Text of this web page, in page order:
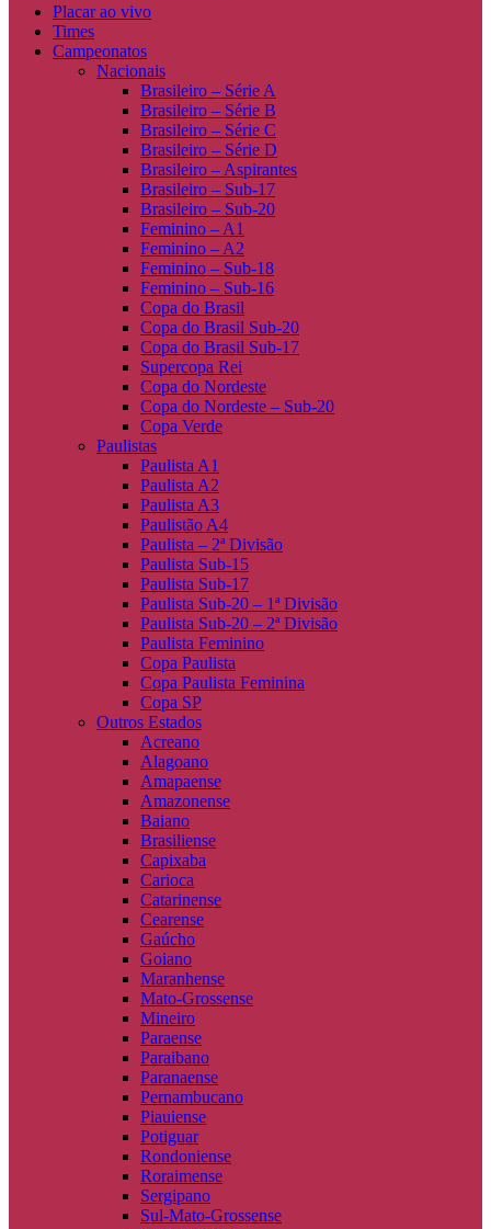
Placar ao vivo
Times
Campeonatos
Nacionais
Brasileiro – Série A
Brasileiro – Série B
Brasileiro – Série C
Brasileiro – Série D
Brasileiro – Aspirantes
Brasileiro – Sub-17
Brasileiro – Sub-20
Feminino – A1
Feminino – A2
Feminino – Sub-18
Feminino – Sub-16
Copa do Brasil
Copa do Brasil Sub-20
Copa do Brasil Sub-17
Supercopa Rei
Copa do Nordeste
Copa do Nordeste – Sub-20
Copa Verde
Paulistas
Paulista A1
Paulista A2
Paulista A3
Paulistão A4
Paulista – 2ª Divisão
Paulista Sub-15
Paulista Sub-17
Paulista Sub-20 – 1ª Divisão
Paulista Sub-20 – 2ª Divisão
Paulista Feminino
Copa Paulista
Copa Paulista Feminina
Copa SP
Outros Estados
Acreano
Alagoano
Amapaense
Amazonense
Baiano
Brasiliense
Capixaba
Carioca
Catarinense
Cearense
Gaúcho
Goiano
Maranhense
Mato-Grossense
Mineiro
Paraense
Paraibano
Paranaense
Pernambucano
Piauiense
Potiguar
Rondoniense
Roraimense
Sergipano
Sul-Mato-Grossense